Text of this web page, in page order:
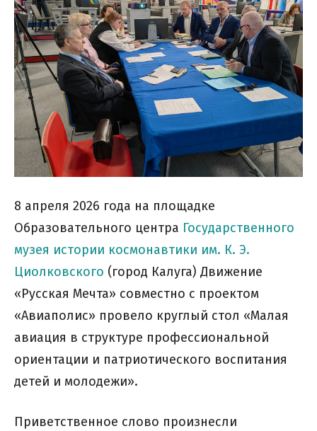
8 апреля 2026 года на площадке
Образовательного центра Государственного
музея истории космонавтики им. К. Э.
Циолковского (город Калуга) Движение
«Русская Мечта» совместно с проектом
«Авиаполис» провело круглый стол «Малая
авиация в структуре профессиональной
ориентации и патриотического воспитания
детей и молодежи».
Приветственное слово произнесли